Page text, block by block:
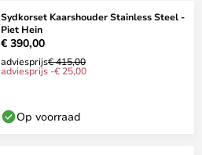
Sydkorset Kaarshouder Stainless Steel -
Piet Hein
€ 390,00
adviesprijs€ 415,00
adviesprijs -€ 25,00
Op voorraad